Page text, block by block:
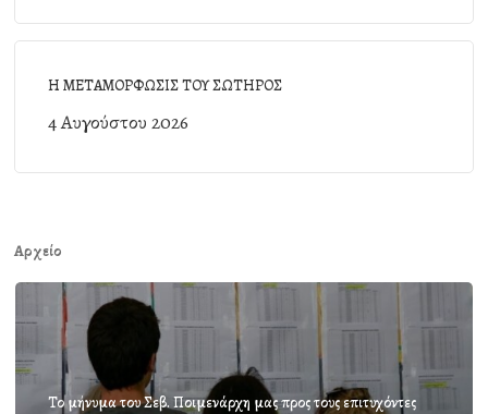
Η ΜΕΤΑΜΟΡΦΩΣΙΣ ΤΟΥ ΣΩΤΗΡΟΣ
4 Αυγούστου 2026
Αρχείο
Το μήνυμα του Σεβ. Ποιμενάρχη μας προς τους επιτυχόντες